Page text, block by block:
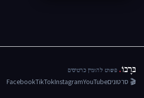
בּרָבוֹ. פשוט להזמין כרטיסים
🎬 סרטוניםYouTube
Instagram
TikTok
Facebook